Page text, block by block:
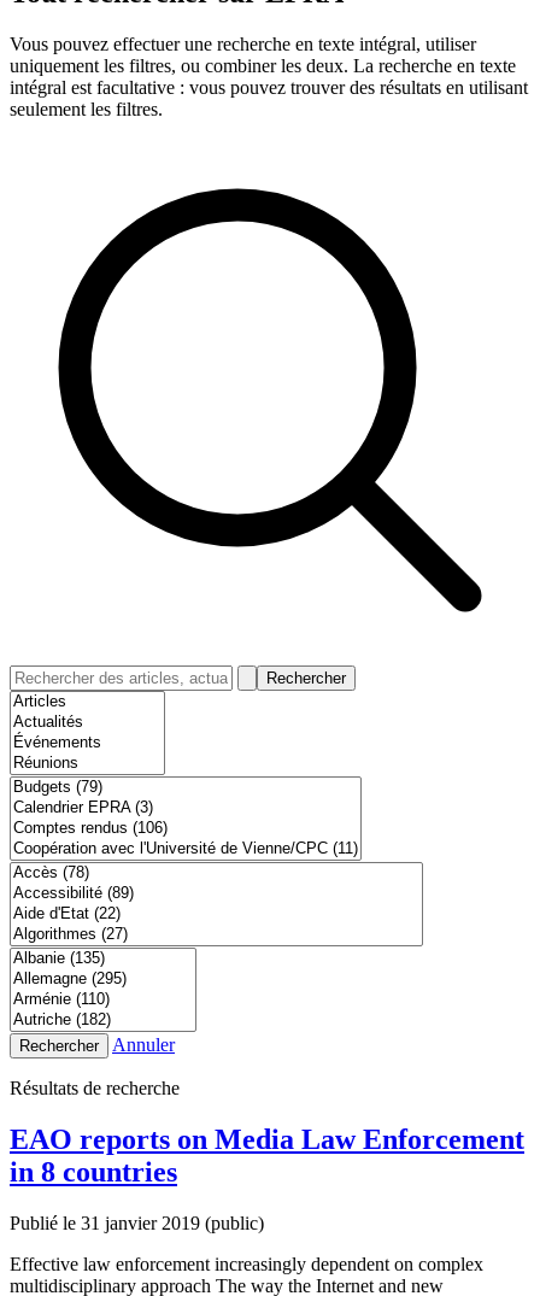
Vous pouvez effectuer une recherche en texte intégral, utiliser
uniquement les filtres, ou combiner les deux. La recherche en texte
intégral est facultative : vous pouvez trouver des résultats en utilisant
seulement les filtres.
Rechercher
Rechercher Annuler
Résultats de recherche
EAO reports on Media Law Enforcement
in 8 countries
Publié le 31 janvier 2019 (public)
Effective law enforcement increasingly dependent on complex
multidisciplinary approach The way the Internet and new